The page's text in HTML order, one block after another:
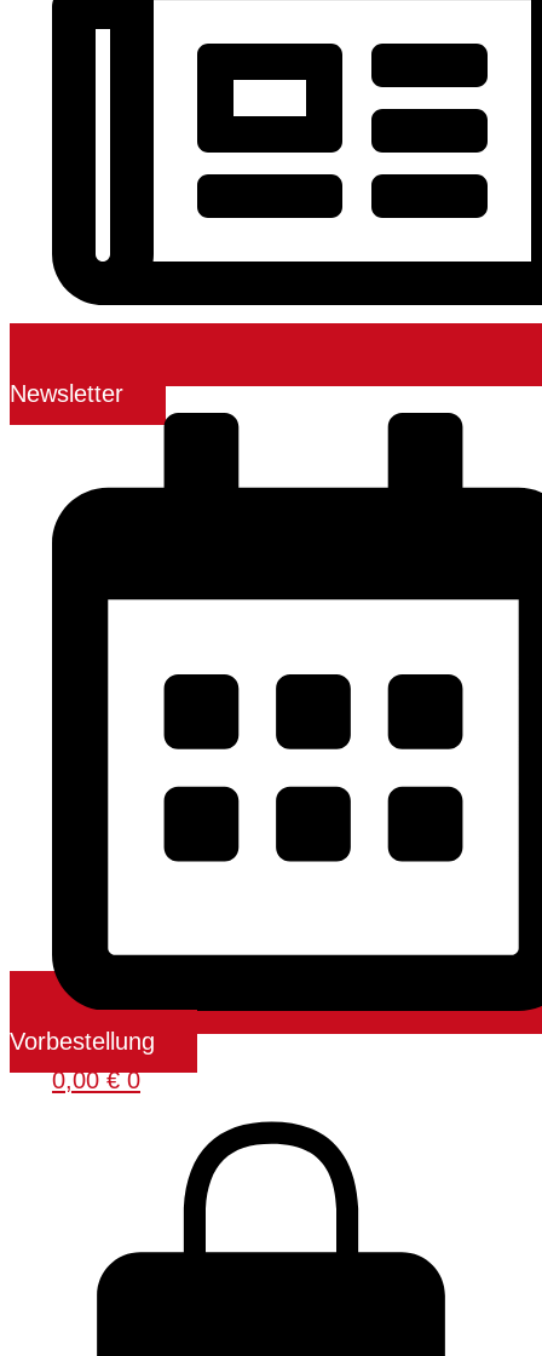
Newsletter
Vorbestellung
0,00€ 0